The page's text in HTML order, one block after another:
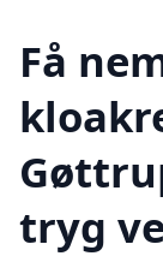
Få
tryg